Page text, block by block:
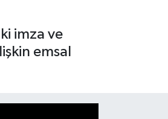
imza ve
emsal